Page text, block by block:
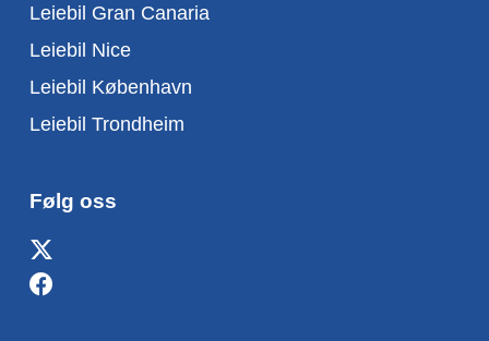
Leiebil Gran Canaria
Leiebil Nice
Leiebil København
Leiebil Trondheim
Følg oss